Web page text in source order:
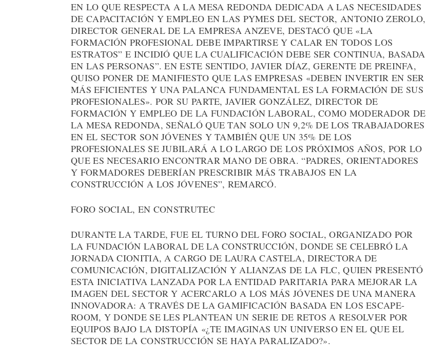
EN LO QUE RESPECTA A LA MESA REDONDA DEDICADA A LAS NECESIDADES
DE CAPACITACIÓN Y EMPLEO EN LAS PYMES DEL SECTOR, ANTONIO ZEROLO,
DIRECTOR GENERAL DE LA EMPRESA ANZEVE, DESTACÓ QUE «LA
FORMACIÓN PROFESIONAL DEBE IMPARTIRSE Y CALAR EN TODOS LOS
ESTRATOS” E INCIDIÓ QUE LA CUALIFICACIÓN DEBE SER CONTINUA, BASADA
EN LAS PERSONAS”. EN ESTE SENTIDO, JAVIER DÍAZ, GERENTE DE PREINFA,
QUISO PONER DE MANIFIESTO QUE LAS EMPRESAS «DEBEN INVERTIR EN SER
MÁS EFICIENTES Y UNA PALANCA FUNDAMENTAL ES LA FORMACIÓN DE SUS
PROFESIONALES». POR SU PARTE, JAVIER GONZÁLEZ, DIRECTOR DE
FORMACIÓN Y EMPLEO DE LA FUNDACIÓN LABORAL, COMO MODERADOR DE
LA MESA REDONDA, SEÑALÓ QUE TAN SOLO UN 9,2% DE LOS TRABAJADORES
EN EL SECTOR SON JÓVENES Y TAMBIÉN QUE UN 35% DE LOS
PROFESIONALES SE JUBILARÁ A LO LARGO DE LOS PRÓXIMOS AÑOS, POR LO
QUE ES NECESARIO ENCONTRAR MANO DE OBRA. “PADRES, ORIENTADORES
Y FORMADORES DEBERÍAN PRESCRIBIR MÁS TRABAJOS EN LA
CONSTRUCCIÓN A LOS JÓVENES”, REMARCÓ.
FORO SOCIAL, EN CONSTRUTEC
DURANTE LA TARDE, FUE EL TURNO DEL FORO SOCIAL, ORGANIZADO POR
LA FUNDACIÓN LABORAL DE LA CONSTRUCCIÓN, DONDE SE CELEBRÓ LA
JORNADA CIONITIA, A CARGO DE LAURA CASTELA, DIRECTORA DE
COMUNICACIÓN, DIGITALIZACIÓN Y ALIANZAS DE LA FLC, QUIEN PRESENTÓ
ESTA INICIATIVA LANZADA POR LA ENTIDAD PARITARIA PARA MEJORAR LA
IMAGEN DEL SECTOR Y ACERCARLO A LOS MÁS JÓVENES DE UNA MANERA
INNOVADORA: A TRAVÉS DE LA GAMIFICACIÓN BASADA EN LOS ESCAPE-
ROOM, Y DONDE SE LES PLANTEAN UN SERIE DE RETOS A RESOLVER POR
EQUIPOS BAJO LA DISTOPÍA «¿TE IMAGINAS UN UNIVERSO EN EL QUE EL
SECTOR DE LA CONSTRUCCIÓN SE HAYA PARALIZADO?».